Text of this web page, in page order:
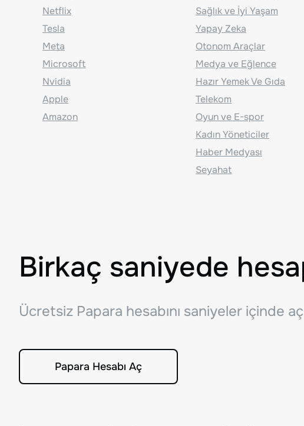
Netflix
Tesla
Meta
Microsoft
Nvidia
Apple
Amazon
Sağlık ve İyi Yaşam
Yapay Zeka
Otonom Araçlar
Medya ve Eğlence
Hazır Yemek Ve Gıda
Telekom
Oyun ve E-spor
Kadın Yöneticiler
Haber Medyası
Seyahat
Birkaç saniyede
Ücretsiz Papara hesabını saniyeler içinde
Papara Hesabı Aç